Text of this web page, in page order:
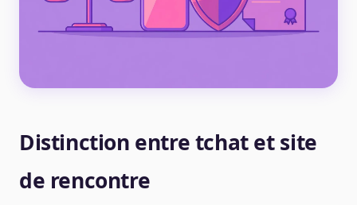
Distinction entre tchat et site
de rencontre